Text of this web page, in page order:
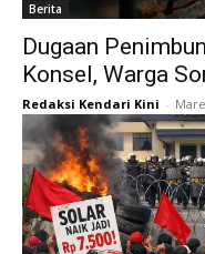
Berita
Dugaan
Konsel, Warga
Redaksi Kendari Kini -